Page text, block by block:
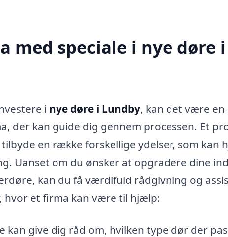
med speciale i nye døre
i nye døre i Lundby, kan det være
der kan guide dig gennem processen. Et
en række forskellige ydelser, som kan
Uanset om du ønsker at opgradere dine
kan du få værdifuld rådgivning og
hvor et firma kan være til hjælp:
kan give dig råd om, hvilken type dør der